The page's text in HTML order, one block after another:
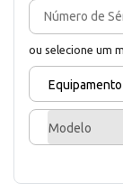
ou selecione um
Equipamento
Modelo